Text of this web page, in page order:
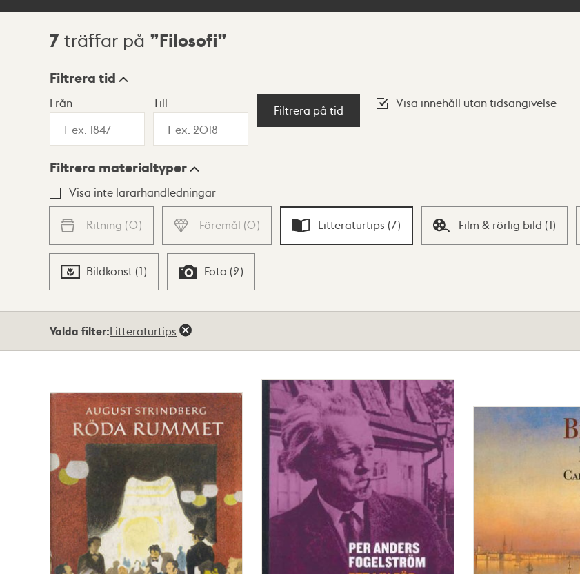
Sökresultat
7 träffar på Filosofi
Visningsläge
Lista Karta
Filtrera tid
Från Till
Filtrera på tid
Visa innehåll utan tidsangivelse
Filtrera materialtyper
Visa inte lärarhandledningar
Ritning (0) Föremål (0) Litteraturtips (7) Film & rörlig bild (1)
Bildkonst (1) Foto (2)
Valda filter:Litteraturtips